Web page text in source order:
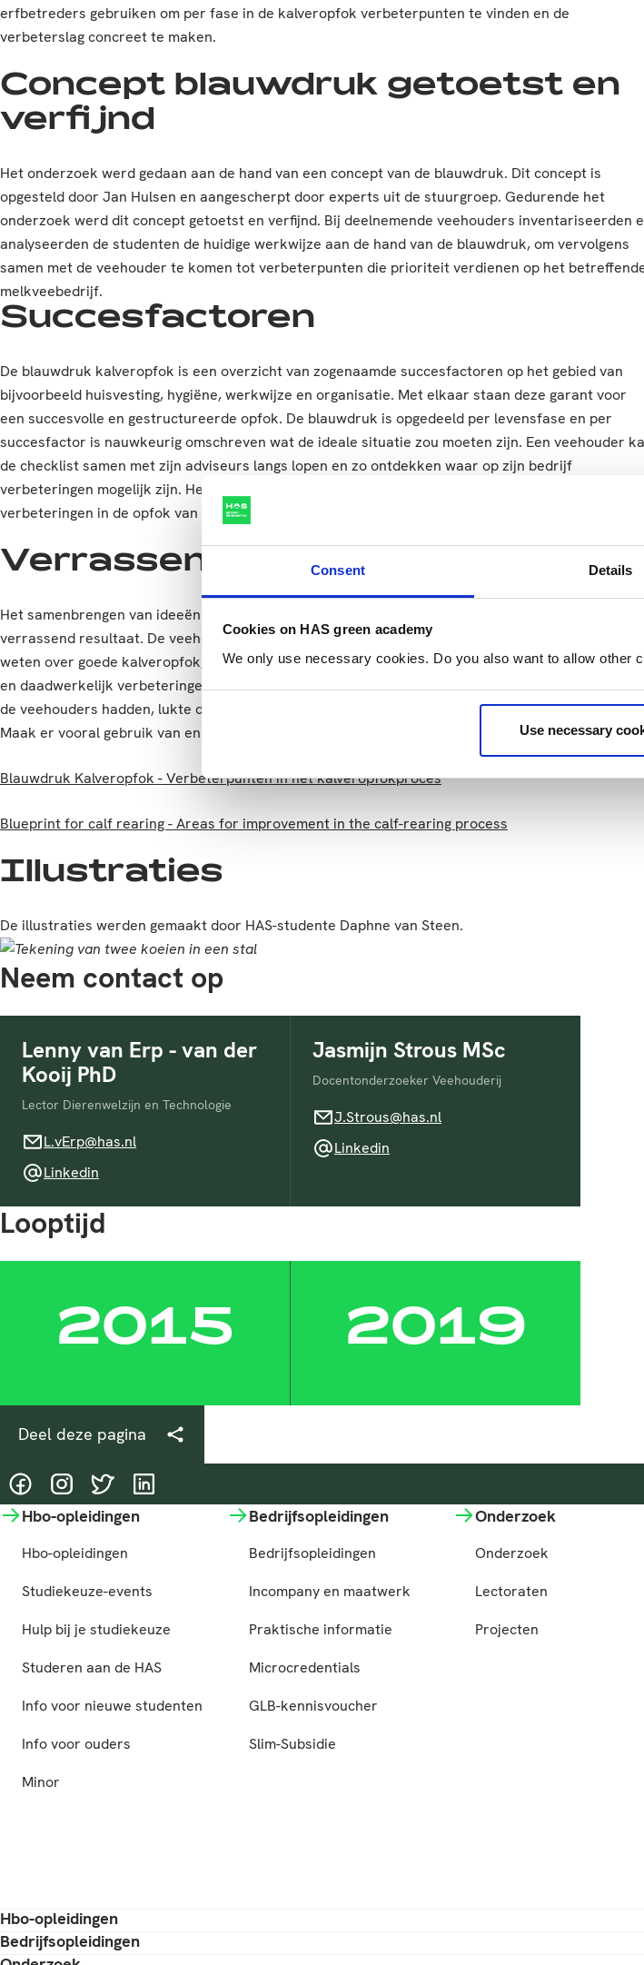
Consent Details
Cookies on HAS green academy
We only use necessary cookies. Do you also want to allow other
Use necessary
erfbetreders gebruiken om per fase in de kalveropfok verbeterpunten te vinden en de
verbeterslag concreet te maken.
Concept blauwdruk getoetst en
verfijnd
Het onderzoek werd gedaan aan de hand van een concept van de blauwdruk. Dit concept is
opgesteld door Jan Hulsen en aangescherpt door experts uit de stuurgroep. Gedurende het
onderzoek werd dit concept getoetst en verfijnd. Bij deelnemende veehouders inventariseerden
analyseerden de studenten de huidige werkwijze aan de hand van de blauwdruk, om vervolgens
samen met de veehouder te komen tot verbeterpunten die prioriteit verdienen op het
melkveebedrijf.
Succesfactoren
De blauwdruk kalveropfok is een overzicht van zogenaamde succesfactoren op het gebied van
bijvoorbeeld huisvesting, hygiëne, werkwijze en organisatie. Met elkaar staan deze garant voor
een succesvolle en gestructureerde opfok. De blauwdruk is opgedeeld per levensfase en per
succesfactor is nauwkeurig omschreven wat de ideale situatie zou moeten zijn. Een veehouder
de checklist samen met zijn adviseurs langs lopen en zo ontdekken waar op zijn bedrijf
verbeteringen mogelijk zijn. Het biedt veehouders en adviseurs een eenduidig handvat om
verbeteringen in de opfok van kalf tot vaars gestructureerd aan te pakken.
Verrassend resultaat
Het samenbrengen van ideeën van zowel ervaren professionals als jonge mensen zorgde voor een
verrassend resultaat. De veehouders die participeerden in het onderzoek gaven aan best veel te
weten over goede kalveropfok, maar dat het in de praktijk moeilijk bleek gewoonten te
en daadwerkelijk verbeteringen door te voeren. Door het intensieve contact dat de studenten
de veehouders hadden, lukte dit wel. Hieronder kun je de Blauwdruk Kalveropfok downloaden.
Maak er vooral gebruik van en koppel suggesties of ideeën aan ons terug.
Blauwdruk Kalveropfok - Verbeterpunten in het kalveropfokproces
Blueprint for calf rearing - Areas for improvement in the calf-rearing process
Illustraties
De illustraties werden gemaakt door HAS-studente Daphne van Steen.
Neem contact op
Lenny van Erp - van der
Kooij PhD
Lector Dierenwelzijn en Technologie
L.vErp@has.nl
L.vErp@has.nl
Linkedin
Linkedin
Jasmijn Strous MSc
Docentonderzoeker Veehouderij
J.Strous@has.nl
J.Strous@has.nl
Linkedin
Linkedin
Looptijd
2015 2019
Deel deze pagina
@HASgreenacademy
@HASgreenacademy
@greenacademyHAS
@HASgreenacademy
Hbo-opleidingen
Hbo-opleidingen
Studiekeuze-events
Hulp bij je studiekeuze
Studeren aan de HAS
Info voor nieuwe studenten
Info voor ouders
Minor
Bedrijfsopleidingen
Bedrijfsopleidingen
Incompany en maatwerk
Praktische informatie
Microcredentials
GLB-kennisvoucher
Slim-Subsidie
Onderzoek
Onderzoek
Lectoraten
Projecten
Hbo-opleidingen
Bedrijfsopleidingen